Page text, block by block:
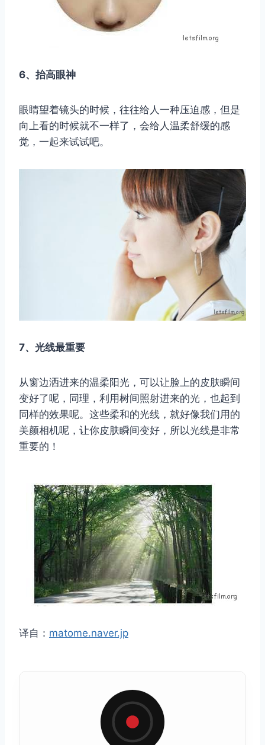
6、抬高眼神
眼睛望着镜头的时候，往往给人一种压迫感，但是
向上看的时候就不一样了，会给人温柔舒缓的感
觉，一起来试试吧。
7、光线最重要
从窗边洒进来的温柔阳光，可以让脸上的皮肤瞬间
变好了呢，同理，利用树间照射进来的光，也起到
同样的效果呢。这些柔和的光线，就好像我们用的
美颜相机呢，让你皮肤瞬间变好，所以光线是非常
重要的！
译自： matome.naver.jp
取消 搜索